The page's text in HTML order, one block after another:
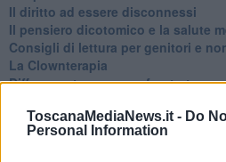
ToscanaMediaNews.it - Do
Personal Information
​Il diritto ad essere disconnessi
​Il pensiero dicotomico e la salute
​Consigli di lettura per genitori e
​La Clownterapia
​Differenze tra persone frustrate e
Vacanze a km zero
​Buone Vacan(si)e!